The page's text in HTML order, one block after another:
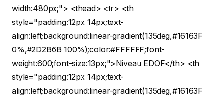
width:480px;"> <thead> <tr> <th
style="padding:12px 14px;text-
align:left;background:linear-gradient(135deg,#16163F
0%,#2D2B6B 100%);color:#FFFFFF;font-
weight:600;font-size:13px;">Niveau EDOF</th> <th
style="padding:12px 14px;text-
align:left;background:linear-gradient(135deg,#16163F